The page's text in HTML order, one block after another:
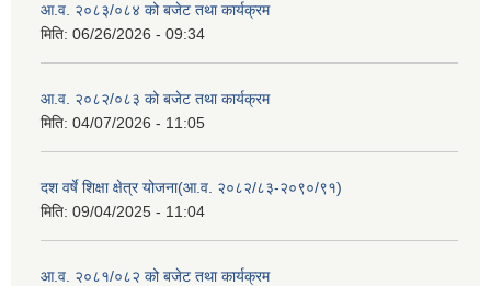
आ.व. २०८३/०८४ को बजेट तथा कार्यक्रम
मिति: 06/26/2026 - 09:34
आ.व. २०८२/०८३ को बजेट तथा कार्यक्रम
मिति: 04/07/2026 - 11:05
दश वर्षे शिक्षा क्षेत्र योजना(आ.व. २०८२/८३-२०९०/९१)
मिति: 09/04/2025 - 11:04
आ.व. २०८१/०८२ को बजेट तथा कार्यक्रम